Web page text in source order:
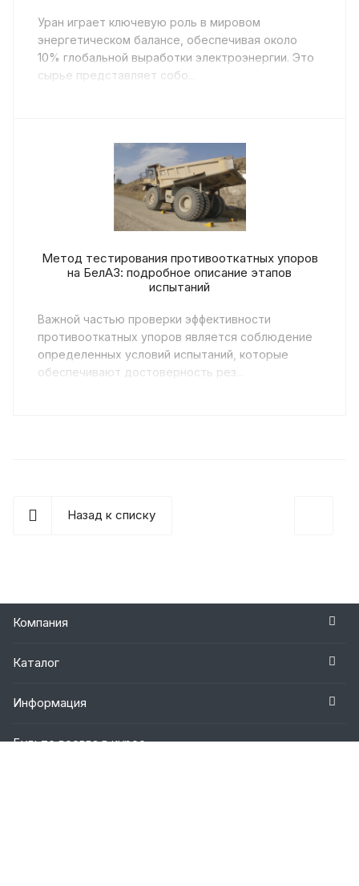
Уран играет ключевую роль в мировом
энергетическом балансе, обеспечивая около
10% глобальной выработки электроэнергии. Это
сырье представляет собо...
Метод тестирования противооткатных упоров
на БелАЗ: подробное описание этапов
испытаний
Важной частью проверки эффективности
противооткатных упоров является соблюдение
определенных условий испытаний, которые
обеспечивают достоверность рез...
Назад к списку
Компания
Каталог
Информация
Будьте всегда в курсе